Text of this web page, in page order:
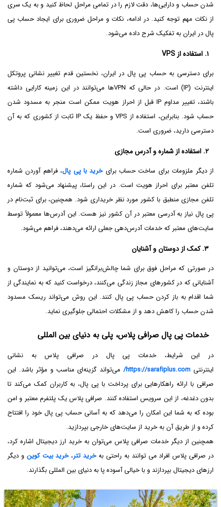
شدن حساب و دارایی‌ها، دقت لازم را در تمامی مراحل لحاظ کنید و به یک سری
از نکات مهم توجه کنید. در ادامه، نکات و مراحل ضروری برای ایجاد حساب پی
پال در ایران به تفکیک شرح داده می‌شود.
۱. استفاده از VPS
برای دسترسی به حساب پی پال در ایران، نخستین قدم تغییر نشانی پروتکل
اینترنت (IP) است. در حالی که VPNها می‌توانند در این زمینه کارایی داشته
باشند، تغییر مداوم IP قبل از احراز هویت ممکن است منجر به مسدود شدن
حساب شود. بنابراین، استفاده از VPS و حفظ یک IP ثابت از کشوری که به آن
دسترسی دارید، ضروری است.
۲. استفاده از شماره و آدرس مجازی
از دیگر ملزومات برای ساخت حساب برایخرید با پی پال، فراهم آوردن شماره
تلفن معتبر برای احراز هویت است. در این راستا، پیشنهاد می‌شود که شماره
تلفن مجازی منطبق با کشور مورد نظر خریداری شود. همچنین، برای ثبت‌نام در
پی پال نیاز به آدرسی معتبر در آن کشور نیز هست. این آدرس‌ها معمولاً توسط
سایت‌های معتبر که خدمات آدرس‌دهی جعلی ارائه می‌دهند، فراهم می‌شود.
۳. کمک از دوستان و آشنایان
در صورتی که مراحل فوق برای شما چالش‌برانگیز است، می‌توانید از دوستان و
آشنایانی که در کشورهای مجاز زندگی می‌کنند، درخواست کنید که به نمایندگی از
شما اقدام به باز کردن حساب پی پال کنند. این روش می‌تواند ریسک مسدود
شدن حساب را کاهش دهد و از مشکلات احتمالی جلوگیری نماید.
خدمات پی پال صرافی پلاس، پلی به دنیای بین المللی
در این شرایط، خدمات پی پال در صرافی پلاس به نشانی
اینترنتی https://sarafiplus.com/ می‌تواند گزینه‌ای مناسب و مؤثر باشد. این
صرافی با ارائه راهکارهایی برای پرداخت با پی پال، به کاربران کمک می‌کند تا
بدون دغدغه، از این سرویس استفاده کنند. صرافی پلاس یک پلتفرم معتبر و امن
بوده که به شما این امکان را می‌دهد که به آسانی حساب پی پال خود را افتتاح
کرده و از طریق آن به خرید از سایت‌های خارجی بپردازید.
همچنین از دیگر خدمات صرافی پلاس می‌توان به خرید ارز دیجیتال اشاره کرد،
در صرافی پلاس افراد می توانند به راحتی بهخرید تتر،خرید بیت کوین و دیگر
ارزهای دیجیتال بپردازند و با خیالی آسوده پا به دنیای بین المللی بگذارند.